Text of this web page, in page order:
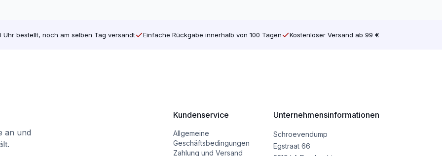
Uhr bestellt, noch am selben Tag versandt Einfache Rückgabe innerhalb von 100 Tagen Kostenloser Versand ab 99 €
an und
Kundenservice
Allgemeine
Geschäftsbedingungen
Zahlung und Versand
Unternehmensinformationen
Schroevendump
Egstraat 66